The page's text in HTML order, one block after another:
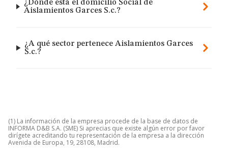
¿Dónde está el domicilio Social de
Aislamientos Garces S.c.?
¿A qué sector pertenece Aislamientos Garces
S.c.?
(1) La información de la empresa procede de la base de datos de
INFORMA D&B S.A. (SME) Si aprecias que existe algún error por favor
dirígete acreditando tu representación de la empresa a la dirección
Avenida de Europa, 19, 28108, Madrid.